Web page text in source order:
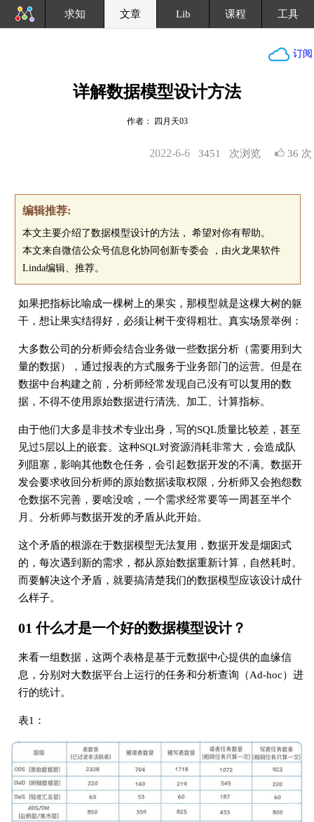
求知 文章 Lib 课程 工具
订阅
详解数据模型设计方法
作者： 四月天03
3451 次浏览 36 次
2022-6-6
编辑推荐:
本文主要介绍了数据模型设计的方法， 希望对你有帮助。
本文来自微信公众号信息化协同创新专委会 ，由火龙果软件
Linda编辑、推荐。
如果把指标⽐喻成⼀棵树上的果实，那模型就是这棵⼤树的躯
⼲，想让果实结得好，必须让树⼲变得粗壮。真实场景举例：
大多数公司的分析师会结合业务做⼀些数据分析（需要⽤到⼤
量的数据），通过报表的⽅式服务于业务部⻔的运营。但是在
数据中台构建之前，分析师经常发现⾃⼰没有可以复⽤的数
据，不得不使⽤原始数据进⾏清洗、加⼯、计算指标。
由于他们⼤多是⾮技术专业出⾝，写的SQL质量⽐较差，甚⾄
⻅过5层以上的嵌套。这种SQL对资源消耗⾮常⼤，会造成队
列阻塞，影响其他数仓任务，会引起数据开发的不满。数据开
发会要求收回分析师的原始数据读取权限，分析师⼜会抱怨数
仓数据不完善，要啥没啥，⼀个需求经常要等⼀周甚⾄半个
⽉。分析师与数据开发的⽭盾从此开始。
这个⽭盾的根源在于数据模型⽆法复⽤，数据开发是烟囱式
的，每次遇到新的需求，都从原始数据重新计算，⾃然耗时。
⽽要解决这个⽭盾，就要搞清楚我们的数据模型应该设计成什
么样⼦。
01 什么才是⼀个好的数据模型设计？
来看⼀组数据，这两个表格是基于元数据中⼼提供的⾎缘信
息，分别对⼤数据平台上运⾏的任务和分析查询（Ad-hoc）进
⾏的统计。
表1：